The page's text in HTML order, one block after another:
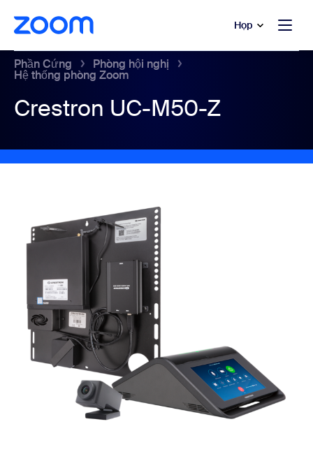
đến nội dung chính
trò chuyện trợ giúp Họp
Phần Cứng Phòng hội nghị
Hệ thống phòng Zoom
Crestron UC-M50-Z